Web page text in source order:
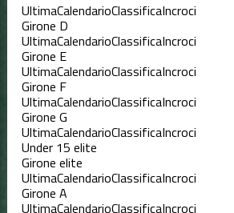
UltimaCalendarioClassificaIncroci
Girone D
UltimaCalendarioClassificaIncroci
Girone E
UltimaCalendarioClassificaIncroci
Girone F
UltimaCalendarioClassificaIncroci
Girone G
UltimaCalendarioClassificaIncroci
Under 15 elite
Girone elite
UltimaCalendarioClassificaIncroci
Girone A
UltimaCalendarioClassificaIncroci